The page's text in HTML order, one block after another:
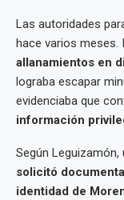
Las autoridades
hace varios meses.
allanamientos en
lograba escapar
evidenciaba que
información
Según Leguizamón,
solicitó
identidad de